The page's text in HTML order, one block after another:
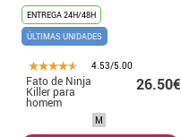
ENTREGA 24H/48H
ÚLTIMAS UNIDADES
4.53/5.00
Fato de Ninja
Killer para
homem
26.50€
M